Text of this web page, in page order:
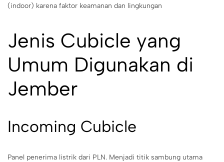
(indoor) karena faktor keamanan dan lingkungan
Jenis Cubicle yang
Umum Digunakan di
Jember
Incoming Cubicle
Panel penerima listrik dari PLN. Menjadi titik sambung utama